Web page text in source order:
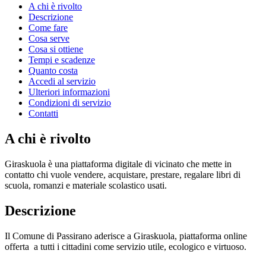
A chi è rivolto
Descrizione
Come fare
Cosa serve
Cosa si ottiene
Tempi e scadenze
Quanto costa
Accedi al servizio
Ulteriori informazioni
Condizioni di servizio
Contatti
A chi è rivolto
Giraskuola è una piattaforma digitale di vicinato che mette in
contatto chi vuole vendere, acquistare, prestare, regalare libri di
scuola, romanzi e materiale scolastico usati.
Descrizione
Il Comune di Passirano aderisce a Giraskuola, piattaforma online
offerta a tutti i cittadini come servizio utile, ecologico e virtuoso.